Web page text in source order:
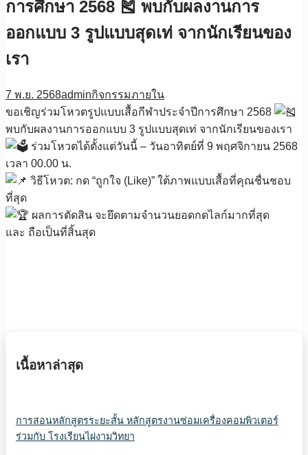
การศึกษา 2568 🎽 พบกับผลงานการ
ออกแบบ 3 รูปแบบสุดเท่ จากนักเรียนของ
เรา
7 พ.ย. 2568adminกิจกรรมภายใน
ขอเชิญร่วมโหวตรูปแบบเสื้อกีฬาประจำปีการศึกษา 2568
พบกับผลงานการออกแบบ 3 รูปแบบสุดเท่ จากนักเรียนของเรา
ร่วมโหวตได้ตั้งแต่วันนี้ – วันอาทิตย์ที่ 9 พฤศจิกายน 2568
เวลา 00.00 น.
วิธีโหวต: กด “ถูกใจ (Like)” ใต้ภาพแบบเสื้อที่คุณชื่นชอบ
ที่สุด
ผลการตัดสิน จะยึดตามจำนวนยอดกดไลก์มากที่สุด
และ ถือเป็นที่สิ้นสุด
เนื้อหาล่าสุด
การสอนหลักสูตรระยะสั้น หลักสูตรงานซ่อมเครื่องคอมพิวเตอร์
ร่วมกับ โรงเรียนไผ่งามวิทยา